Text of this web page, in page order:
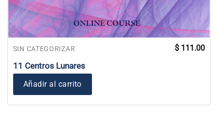
SIN CATEGORIZAR
11 Centros Lunares
$ 111.00
Añadir al carrito